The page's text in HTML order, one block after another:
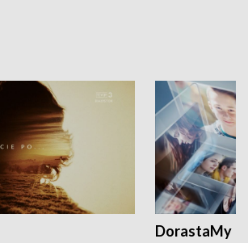
DorastaMy